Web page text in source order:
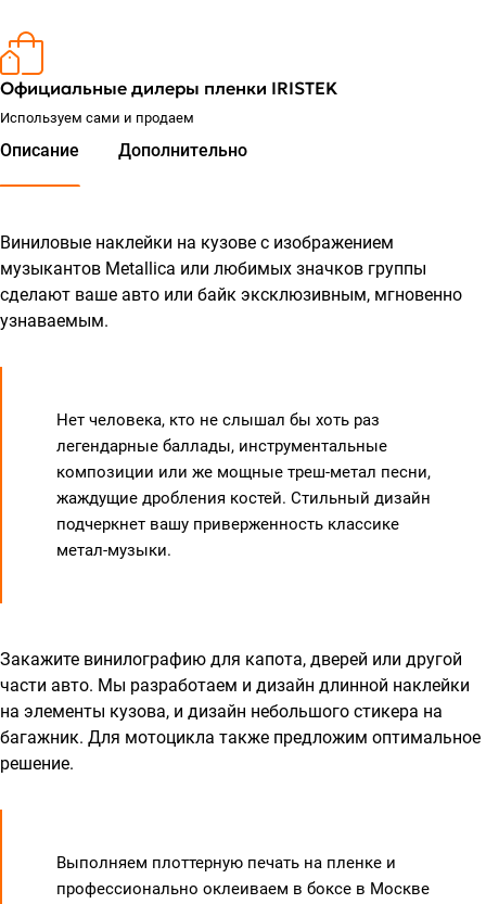
Официальные дилеры пленки IRISTEK
Используем сами и продаем
Описание Дополнительно
Виниловые наклейки на кузове с изображением
музыкантов Metallica или любимых значков группы
сделают ваше авто или байк эксклюзивным, мгновенно
узнаваемым.
Нет человека, кто не слышал бы хоть раз
легендарные баллады, инструментальные
композиции или же мощные треш-метал песни,
жаждущие дробления костей. Стильный дизайн
подчеркнет вашу приверженность классике
метал-музыки.
Закажите винилографию для капота, дверей или другой
части авто. Мы разработаем и дизайн длинной наклейки
на элементы кузова, и дизайн небольшого стикера на
багажник. Для мотоцикла также предложим оптимальное
решение.
Выполняем плоттерную печать на пленке и
профессионально оклеиваем в боксе в Москве